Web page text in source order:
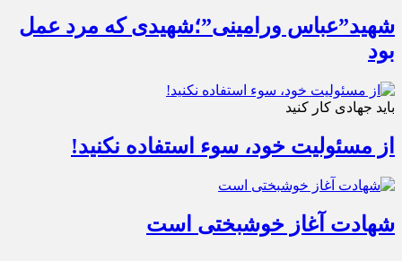
شهید”عباس ورامینی”؛شهیدی که مرد عمل
بود
باید جهادی کار کنید
از مسئولیت خود، سوء استفاده نکنید!
شهادت آغاز خوشبختی است